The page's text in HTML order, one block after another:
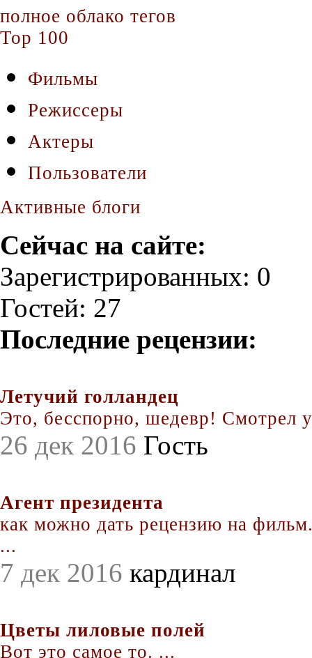
полное облако тегов
Top 100
Фильмы
Режиссеры
Актеры
Пользователи
Активные блоги
Сейчас на сайте:
Зарегистрированных: 0
Гостей: 27
Последние рецензии:
Летучий голландец
Это, бесспорно, шедевр! Смотрел
26 дек 2016 Гость
Агент президента
как можно дать рецензию на
...
7 дек 2016 кардинал
Цветы лиловые полей
Вот это самое то. ...